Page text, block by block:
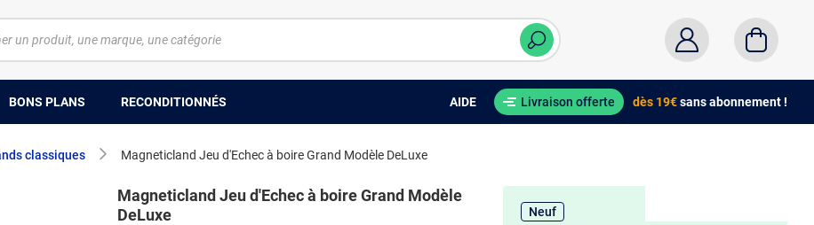
BONS PLANS RECONDITIONNÉS AIDE Livraison offerte dès 19€sans abonnement !
classiques Magneticland Jeu d'Echec à boire Grand Modèle DeLuxe
Magneticland Jeu d'Echec à boire Grand Modèle
DeLuxe
Neuf